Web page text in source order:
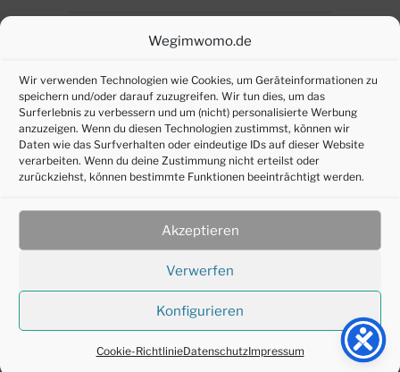
Wegimwomo.de
Wir verwenden Technologien wie Cookies, um Geräteinformationen zu
speichern und/oder darauf zuzugreifen. Wir tun dies, um das
Surferlebnis zu verbessern und um (nicht) personalisierte Werbung
anzuzeigen. Wenn du diesen Technologien zustimmst, können wir
Daten wie das Surfverhalten oder eindeutige IDs auf dieser Website
verarbeiten. Wenn du deine Zustimmung nicht erteilst oder
zurückziehst, können bestimmte Funktionen beeinträchtigt werden.
Akzeptieren
Verwerfen
Konfigurieren
Cookie-RichtlinieDatenschutzImpressum
Impressum
Cookie-Richtlinie (EU)
©2016-2025 joepl-design